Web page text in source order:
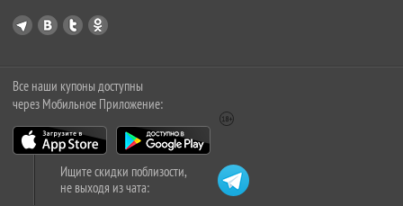
Все наши купоны доступны
через Мобильное Приложение:
Ищите скидки поблизости,
не выходя из чата: